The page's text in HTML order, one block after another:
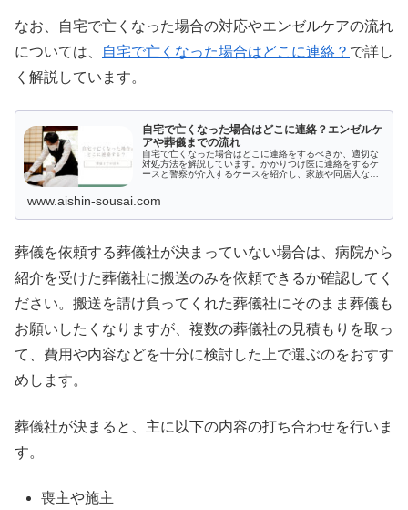
なお、自宅で亡くなった場合の対応やエンゼルケアの流れ
については、
自宅で亡くなった場合はどこに連絡？ で詳し
く解説しています。
自宅で亡くなった場合はどこに連絡？エンゼルケ
アや葬儀までの流れ
自宅で亡くなった場合はどこに連絡をするべきか、適切な
対処方法を解説しています。かかりつけ医に連絡をするケ
ースと警察が介入するケースを紹介し、家族や同居人など
www.aishin-sousai.com
葬儀を依頼する葬儀社が決まっていない場合は、病院から
紹介を受けた葬儀社に搬送のみを依頼できるか確認してく
ださい。搬送を請け負ってくれた葬儀社にそのまま葬儀も
お願いしたくなりますが、複数の葬儀社の見積もりを取っ
て、費用や内容などを十分に検討した上で選ぶのをおすす
めします。
葬儀社が決まると、主に以下の内容の打ち合わせを行いま
す。
喪主や施主